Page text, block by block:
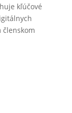
kľúčové
členskom